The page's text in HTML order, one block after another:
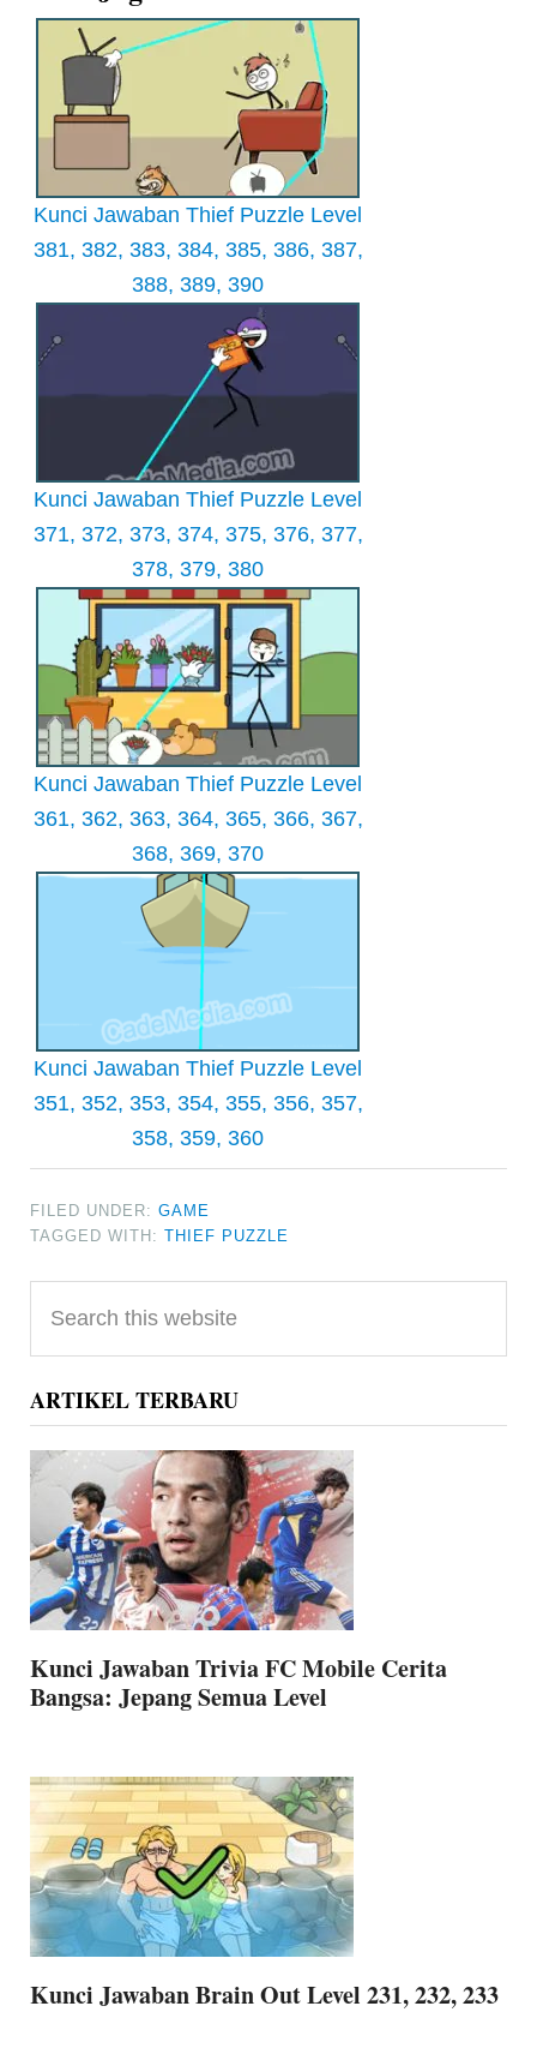
Kunci Jawaban Thief Puzzle Level
381, 382, 383, 384, 385, 386, 387,
388, 389, 390
Kunci Jawaban Thief Puzzle Level
371, 372, 373, 374, 375, 376, 377,
378, 379, 380
Kunci Jawaban Thief Puzzle Level
361, 362, 363, 364, 365, 366, 367,
368, 369, 370
Kunci Jawaban Thief Puzzle Level
351, 352, 353, 354, 355, 356, 357,
358, 359, 360
FILED UNDER:GAME
TAGGED WITH:THIEF PUZZLE
Primary
Sidebar
this
website
ARTIKEL TERBARU
Kunci Jawaban Trivia FC Mobile Cerita
Bangsa: Jepang Semua Level
Kunci Jawaban Brain Out Level 231, 232, 233